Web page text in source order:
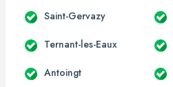
Saint-Gervazy
Ternant-les-Eaux
Antoingt